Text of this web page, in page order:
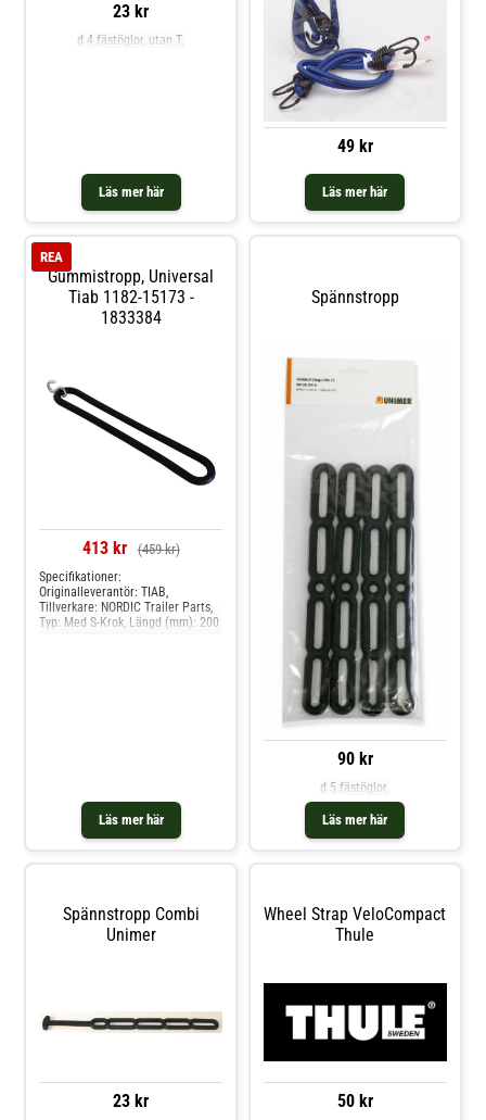
23 kr
Läs mer här
d 4 fästöglor, utan T.
49 kr
Läs mer här
Gummistropp, Universal
Tiab 1182-15173 -
1833384
REA
413 kr (459 kr)
Läs mer här
Specifikationer:
Originalleverantör: TIAB,
Tillverkare: NORDIC Trailer Parts,
Typ: Med S-Krok, Längd (mm): 200
Spännstropp
90 kr
Läs mer här
d 5 fästöglor.
Spännstropp Combi
Unimer
23 kr
Wheel Strap VeloCompact
Thule
50 kr